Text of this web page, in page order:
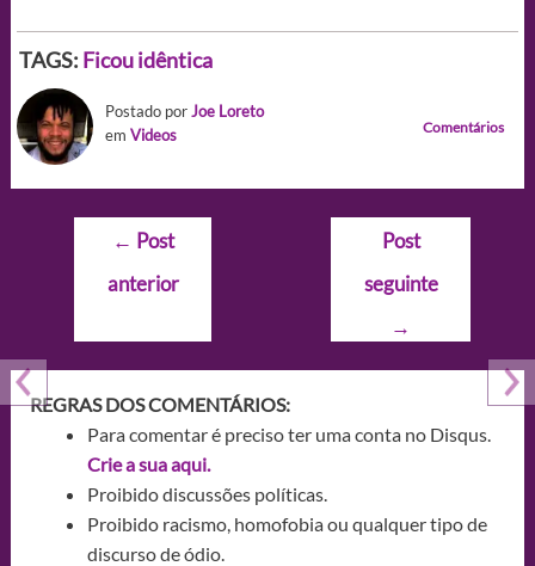
TAGS: Ficou idêntica
Postado porJoe Loreto
em Videos Comentários
Navegação
Post
← Post
anterior
Post
seguinte
→
REGRAS DOS COMENTÁRIOS:
Para comentar é preciso ter uma conta no Disqus.
Crie a sua aqui.
Proibido discussões políticas.
Proibido racismo, homofobia ou qualquer tipo de
discurso de ódio.